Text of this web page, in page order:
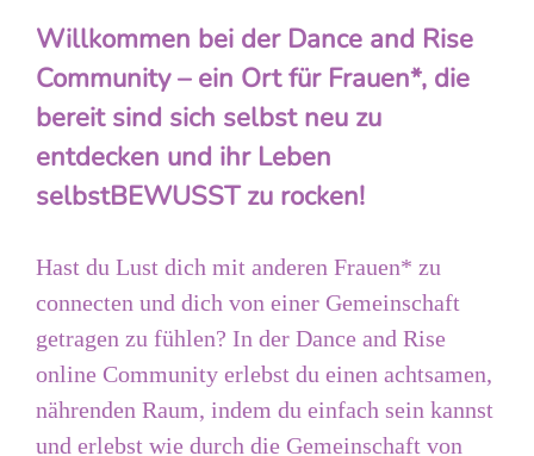
Willkommen bei der Dance and Rise
Community – ein Ort für Frauen*, die
bereit sind sich selbst neu zu
entdecken und ihr Leben
selbstBEWUSST zu rocken!
Hast du Lust dich mit anderen Frauen* zu
connecten und dich von einer Gemeinschaft
getragen zu fühlen? In der Dance and Rise
online Community erlebst du einen achtsamen,
nährenden Raum, indem du einfach sein kannst
und erlebst wie durch die Gemeinschaft von